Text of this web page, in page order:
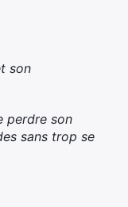
son
perdre son
sans trop se